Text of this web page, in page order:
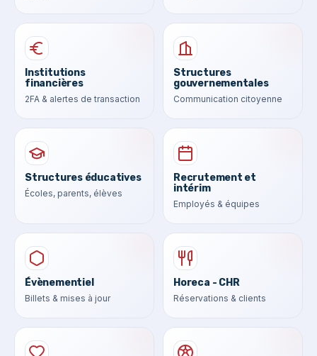
Institutions
financières
2FA & alertes de transaction
Structures
gouvernementales
Communication citoyenne
Structures éducatives
Écoles, parents, élèves
Recrutement et
intérim
Employés & équipes
Évènementiel
Billets & mises à jour
Horeca - CHR
Réservations & clients